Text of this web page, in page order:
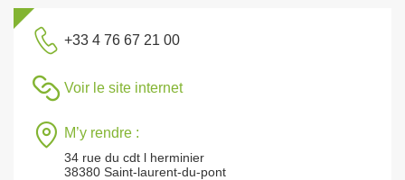
+33 4 76 67 21 00
Voir le site internet
M’y rendre :
34 rue du cdt l herminier
38380 Saint-laurent-du-pont